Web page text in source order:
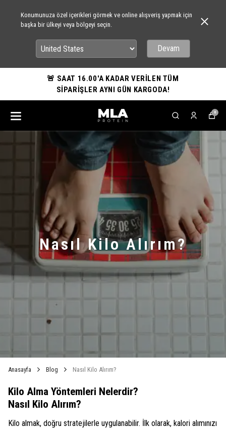
Konumunuza özel içerikleri görmek ve online alışveriş yapmak için
başka bir ülkeyi veya bölgeyi seçin.
Devam
🚨 SAAT 16.00'A KADAR VERİLEN TÜM
SİPARİŞLER AYNI GÜN KARGODA!
0
Nasıl Kilo Alırım?
Anasayfa Blog Nasıl Kilo Alırım?
Kilo Alma Yöntemleri Nelerdir?
Nasıl Kilo Alırım?
Kilo almak, doğru stratejilerle uygulanabilir. İlk olarak, kalori alımınızı